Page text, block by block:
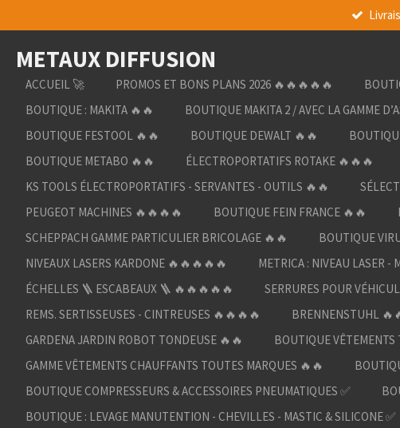
au
contenu
principal
METAUX DIFFUSION
ACCUEIL 🚀 PROMOS ET BONS PLANS 2026 🔥🔥🔥🔥🔥
BOUTIQUE : MAKITA 🔥🔥
BOUTIQUE MAKITA 2 / AVEC LA GAMME
BOUTIQUE FESTOOL 🔥🔥
BOUTIQUE DEWALT 🔥🔥
BOUTIQUE METABO 🔥🔥
ÉLECTROPORTATIFS ROTAKE 🔥🔥🔥
KS TOOLS ÉLECTROPORTATIFS - SERVANTES - OUTILS 🔥🔥
PEUGEOT MACHINES 🔥🔥🔥🔥
BOUTIQUE FEIN FRANCE 🔥🔥
SCHEPPACH GAMME PARTICULIER BRICOLAGE 🔥🔥
BOUTIQUE
NIVEAUX LASERS KARDONE 🔥🔥🔥🔥🔥
METRICA : NIVEAU LASER -
ÉCHELLES 🪜 ESCABEAUX 🪜 🔥🔥🔥🔥🔥
SERRURES POUR
REMS. SERTISSEUSES - CINTREUSES 🔥🔥🔥🔥
BRENNENSTUHL
GARDENA JARDIN ROBOT TONDEUSE 🔥🔥
BOUTIQUE
GAMME VÊTEMENTS CHAUFFANTS TOUTES MARQUES 🔥🔥
BOUTIQUE COMPRESSEURS & ACCESSOIRES PNEUMATIQUES ✅
BOUTIQUE : LEVAGE MANUTENTION - CHEVILLES - MASTIC & SILICONE ✅